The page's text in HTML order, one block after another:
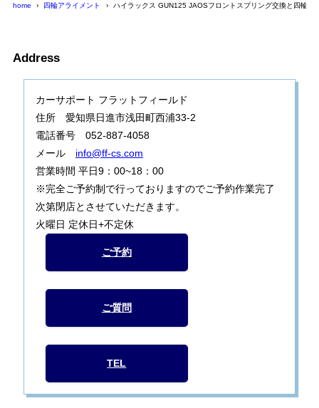
home 四輪アライメント ハイラックス GUN125 JAOSフロントスプリング交換と四輪ア
Address
カーサポート フラットフィールド
住所 愛知県日進市浅田町西浦33-2
電話番号 052-887-4058
メール info@ff-cs.com
営業時間 平日9：00~18：00
※完全ご予約制で行っておりますのでご予約作業完了
次第閉店とさせていただきます。
火曜日 定休日+不定休
ご予約
ご質問
TEL